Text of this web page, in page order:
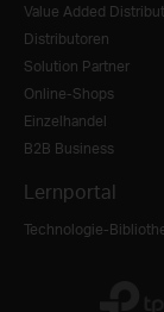
Value Added
Distributoren
Solution Partner
Online-Shops
Einzelhandel
B2B Business
Lernportal
Technologie-